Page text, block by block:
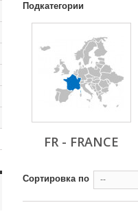
Подкатегории
FR - FRANCE
Сортировка по --